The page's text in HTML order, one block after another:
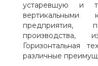
устаревшую и
вертикальными
предприятия,
производства,
Горизонтальная
различные